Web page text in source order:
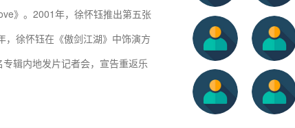
》。2001年，徐怀钰推出第五张
，徐怀钰在《傲剑江湖》中饰演方
辑内地发片记者会，宣告重返乐